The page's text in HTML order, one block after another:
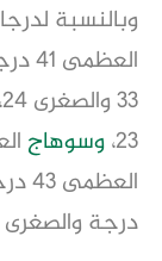
وبالنسبة
العظمى 41 درجة والصغرى 28،
33 والصغرى 24،
23، وسوهاج
العظمى 43 درجة والصغرى 26،
درجة والصغرى 28.